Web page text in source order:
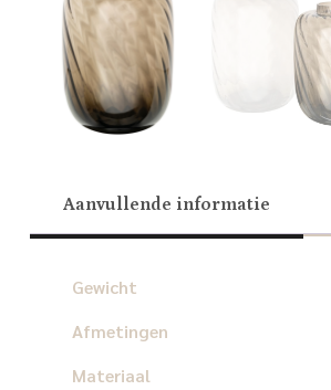
Aanvullende informatie
Gewicht
Afmetingen
Materiaal